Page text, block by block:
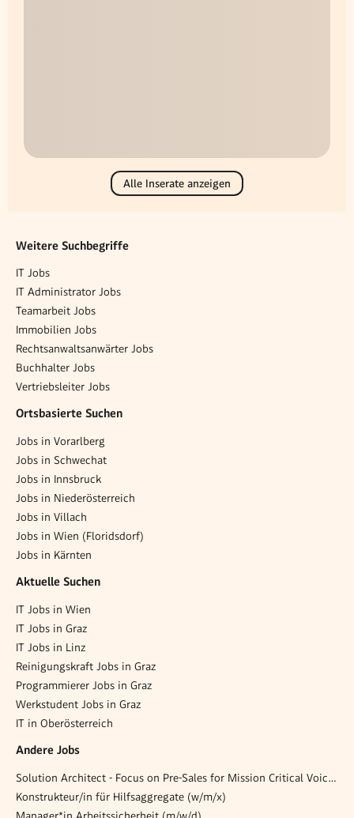
Alle Inserate anzeigen
Weitere Suchbegriffe
IT Jobs
IT Administrator Jobs
Teamarbeit Jobs
Immobilien Jobs
Rechtsanwaltsanwärter Jobs
Buchhalter Jobs
Vertriebsleiter Jobs
Ortsbasierte Suchen
Jobs in Vorarlberg
Jobs in Schwechat
Jobs in Innsbruck
Jobs in Niederösterreich
Jobs in Villach
Jobs in Wien (Floridsdorf)
Jobs in Kärnten
Aktuelle Suchen
IT Jobs in Wien
IT Jobs in Graz
IT Jobs in Linz
Reinigungskraft Jobs in Graz
Programmierer Jobs in Graz
Werkstudent Jobs in Graz
IT in Oberösterreich
Andere Jobs
Solution Architect - Focus on Pre-Sales for Mission Critical Voice Solution Projects (all genders)
Konstrukteur/in für Hilfsaggregate (w/m/x)
Manager*in Arbeitssicherheit (m/w/d)